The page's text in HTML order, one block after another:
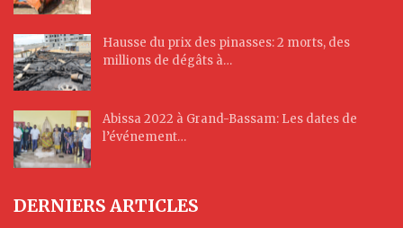
Hausse du prix des pinasses: 2 morts, des
millions de dégâts à…
Abissa 2022 à Grand-Bassam: Les dates de
l’événement…
DERNIERS ARTICLES